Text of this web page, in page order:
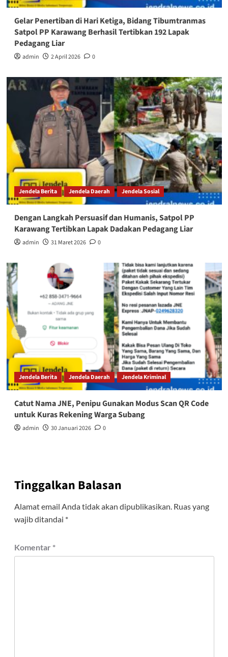
Gelar Penertiban di Hari Ketiga, Bidang Tibumtranmas
Satpol PP Karawang Berhasil Tertibkan 192 Lapak
Pedagang Liar
admin 2 April 2026 0
Jendela Berita Jendela Daerah Jendela Sosial
Dengan Langkah Persuasif dan Humanis, Satpol PP
Karawang Tertibkan Lapak Dadakan Pedagang Liar
admin 31 Maret 2026 0
Jendela Berita Jendela Daerah Jendela Kriminal
Catut Nama JNE, Penipu Gunakan Modus Scan QR Code
untuk Kuras Rekening Warga Subang
admin 30 Januari 2026 0
Tinggalkan Balasan
Alamat email Anda tidak akan dipublikasikan. Ruas yang
wajib ditandai *
Komentar *